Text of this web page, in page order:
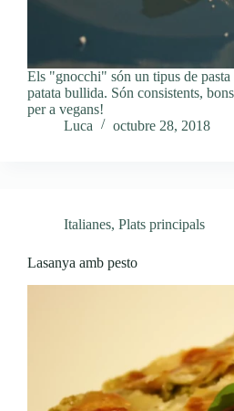
Els "gnocchi" són un tipus de pasta
patata bullida. Són consistents,
per a vegans!
Luca
octubre 28, 2018
Italianes, Plats principals
Lasanya amb pesto